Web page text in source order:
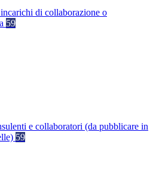
di collaborazione o
59
e collaboratori (da pubblicare in
59